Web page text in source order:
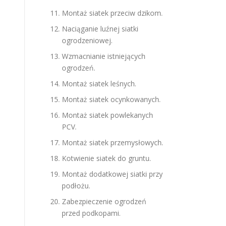
Montaż siatek przeciw dzikom.
Naciąganie luźnej siatki
ogrodzeniowej.
Wzmacnianie istniejących
ogrodzeń.
Montaż siatek leśnych.
Montaż siatek ocynkowanych.
Montaż siatek powlekanych
PCV.
Montaż siatek przemysłowych.
Kotwienie siatek do gruntu.
Montaż dodatkowej siatki przy
podłożu.
Zabezpieczenie ogrodzeń
przed podkopami.